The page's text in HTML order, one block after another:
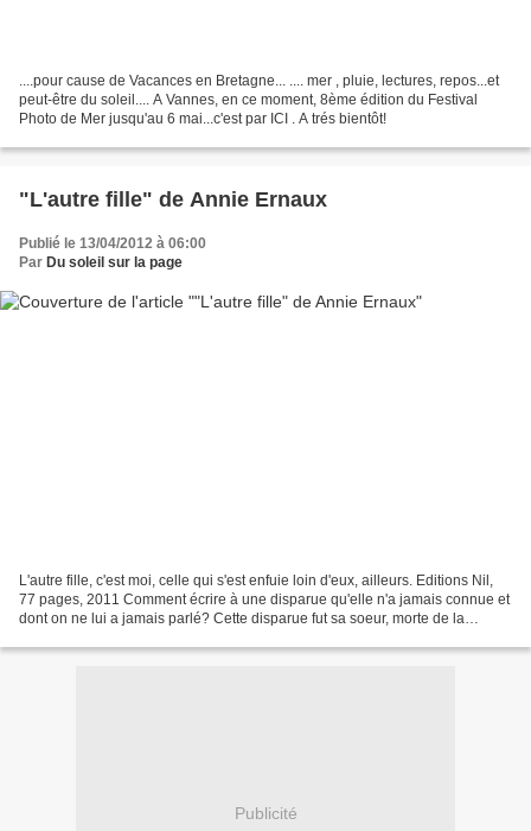
....pour cause de Vacances en Bretagne... .... mer , pluie, lectures, repos...et
peut-être du soleil.... A Vannes, en ce moment, 8ème édition du Festival
Photo de Mer jusqu'au 6 mai...c'est par ICI . A trés bientôt!
"L'autre fille" de Annie Ernaux
Publié le 13/04/2012 à 06:00
Par Du soleil sur la page
L'autre fille, c'est moi, celle qui s'est enfuie loin d'eux, ailleurs. Editions Nil,
77 pages, 2011 Comment écrire à une disparue qu'elle n'a jamais connue et
dont on ne lui a jamais parlé? Cette disparue fut sa soeur, morte de la
Publicité